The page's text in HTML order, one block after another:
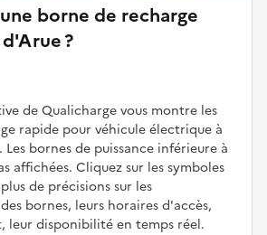
borne de recharge
?
de Qualicharge vous montre les
rapide pour véhicule électrique à
bornes de puissance inférieure à
affichées. Cliquez sur les symboles
de précisions sur les
bornes, leurs horaires d'accès,
leur disponibilité en temps réel.